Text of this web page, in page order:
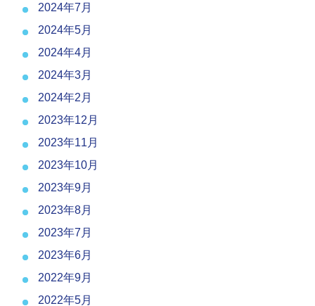
2024年7月
2024年5月
2024年4月
2024年3月
2024年2月
2023年12月
2023年11月
2023年10月
2023年9月
2023年8月
2023年7月
2023年6月
2022年9月
2022年5月